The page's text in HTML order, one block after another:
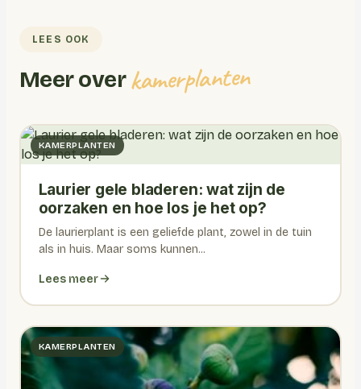
LEES OOK
Meer overkamerplanten
KAMERPLANTEN
Laurier gele bladeren: wat zijn de
oorzaken en hoe los je het op?
De laurierplant is een geliefde plant, zowel in de tuin
als in huis. Maar soms kunnen...
Lees meer
KAMERPLANTEN